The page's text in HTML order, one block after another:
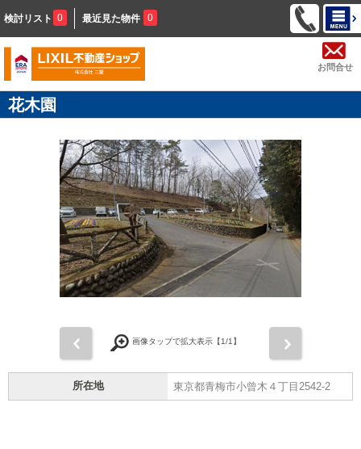
検討リスト 0 最近見た物件 0
お問合せ
花木園
画像タップで拡大表示【1/1】
所在地 東京都青梅市小曾木４丁目2542-2